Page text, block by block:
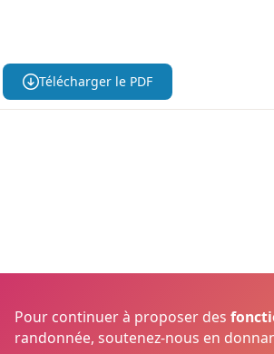
Télécharger le PDF
Pour continuer à proposer des
randonnée, soutenez-nous en